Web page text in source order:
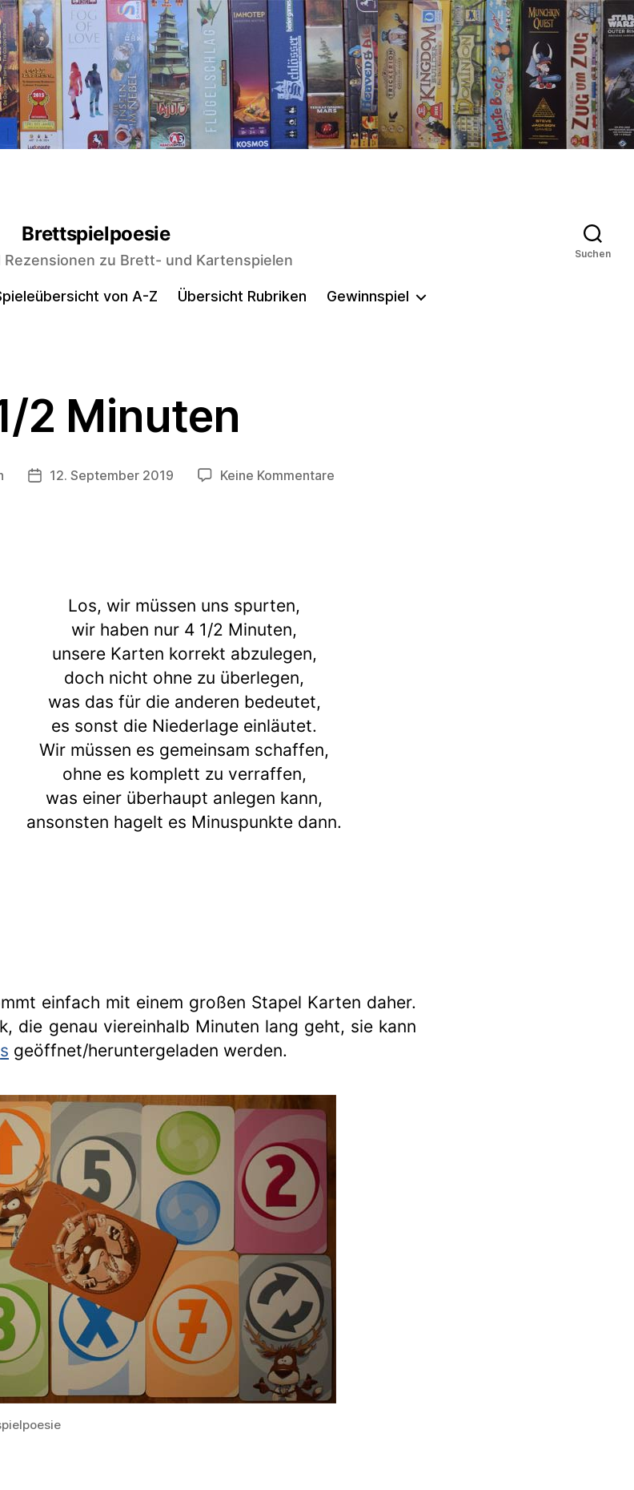
Brettspielpoesie
Rezensionen zu Brett- und Kartenspielen
von A-Z Übersicht Rubriken Gewinnspiel
Suchen
2 Minuten
Beitragsdatum
12. September 2019 Keine Kommentare
Los, wir müssen uns spurten,
wir haben nur 4 1/2 Minuten,
unsere Karten korrekt abzulegen,
doch nicht ohne zu überlegen,
was das für die anderen bedeutet,
es sonst die Niederlage einläutet.
Wir müssen es gemeinsam schaffen,
ohne es komplett zu verraffen,
was einer überhaupt anlegen kann,
ansonsten hagelt es Minuspunkte dann.
einfach mit einem großen Stapel Karten daher.
die genau viereinhalb Minuten lang geht, sie kann
geöffnet/heruntergeladen werden.